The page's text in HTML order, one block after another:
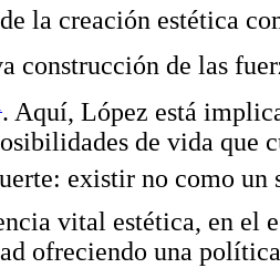
la creación estética
construcción de las
. Aquí, López está
de vida que
existir no como un
vital estética, en el
ofreciendo una